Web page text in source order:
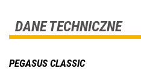
DANE TECHNICZNE
PEGASUS CLASSIC